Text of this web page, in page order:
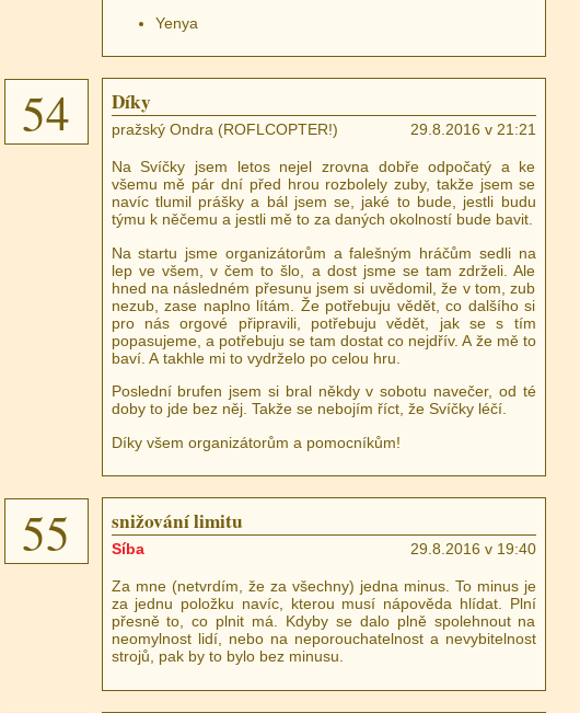
Yenya
54 Díky
pražský Ondra (ROFLCOPTER!) 29.8.2016 v 21:21
Na Svíčky jsem letos nejel zrovna dobře odpočatý a ke
všemu mě pár dní před hrou rozbolely zuby, takže jsem se
navíc tlumil prášky a bál jsem se, jaké to bude, jestli budu
týmu k něčemu a jestli mě to za daných okolností bude bavit.
Na startu jsme organizátorům a falešným hráčům sedli na
lep ve všem, v čem to šlo, a dost jsme se tam zdrželi. Ale
hned na následném přesunu jsem si uvědomil, že v tom, zub
nezub, zase naplno lítám. Že potřebuju vědět, co dalšího si
pro nás orgové připravili, potřebuju vědět, jak se s tím
popasujeme, a potřebuju se tam dostat co nejdřív. A že mě to
baví. A takhle mi to vydrželo po celou hru.
Poslední brufen jsem si bral někdy v sobotu navečer, od té
doby to jde bez něj. Takže se nebojím říct, že Svíčky léčí.
Díky všem organizátorům a pomocníkům!
55 snižování limitu
Síba 29.8.2016 v 19:40
Za mne (netvrdím, že za všechny) jedna minus. To minus je
za jednu položku navíc, kterou musí nápověda hlídat. Plní
přesně to, co plnit má. Kdyby se dalo plně spolehnout na
neomylnost lidí, nebo na neporouchatelnost a nevybitelnost
strojů, pak by to bylo bez minusu.